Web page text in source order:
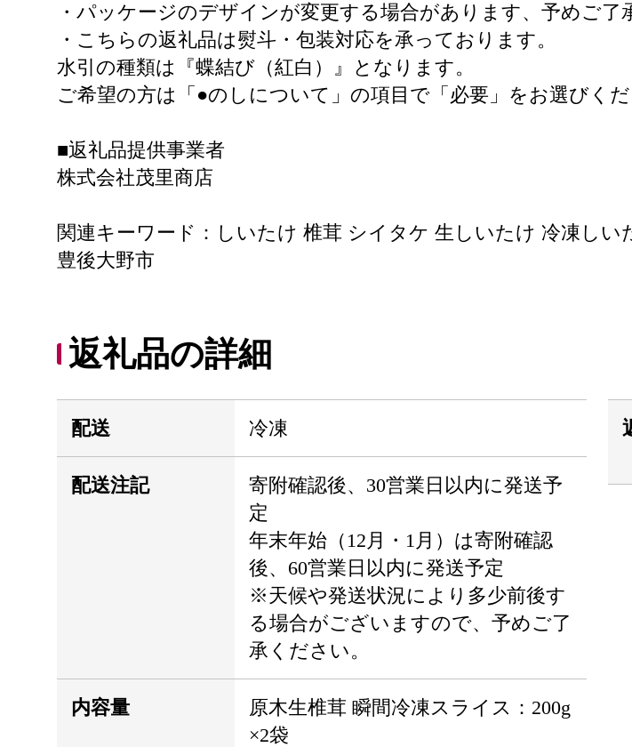
・パッケージのデザインが変更する場合があります、予めご了
・こちらの返礼品は熨斗・包装対応を承っております。
水引の種類は『蝶結び（紅白）』となります。
ご希望の方は「●のしについて」の項目で「必要」をお選びくだ
■返礼品提供事業者
株式会社茂里商店
関連キーワード：しいたけ 椎茸 シイタケ 生しいたけ 冷凍し
豊後大野市
返礼品の詳細
配送 冷凍
配送注記
寄附確認後、30営業日以内に発送予
定
年末年始（12月・1月）は寄附確認
後、60営業日以内に発送予定
※天候や発送状況により多少前後す
る場合がございますので、予めご了
承ください。
内容量
原木生椎茸 瞬間冷凍スライス：200g
×2袋